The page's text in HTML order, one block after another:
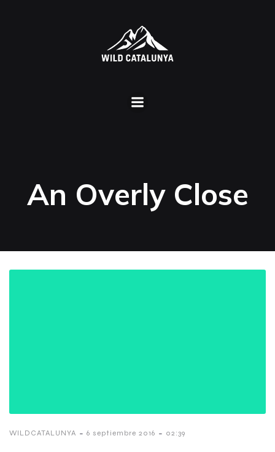
An Overly Close
WILDCATALUNYA - 6 septiembre 2016 - 02:39